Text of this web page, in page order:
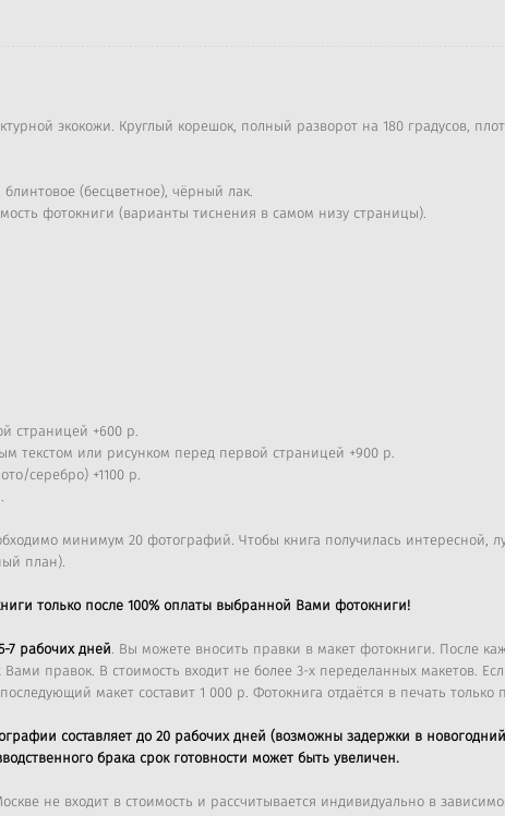
экокожи. Круглый корешок, полный разворот на 180 градусов,
(бесцветное), чёрный лак.
фотокниги (варианты тиснения в самом низу страницы).
страницей +600 р.
текстом или рисунком перед первой страницей +900 р.
серебро) +1100 р.
минимум 20 фотографий. Чтобы книга получилась интересной,
план).
только после 100% оплаты выбранной Вами фотокниги!
7 рабочих дней. Вы можете вносить правки в макет фотокниги. После
Вами правок. В стоимость входит не более 3-х переделанных макетов.
макет составит 1 000 р. Фотокнига отдаётся в печать только
составляет до 20 рабочих дней (возможны задержки в
брака срок готовности может быть увеличен.
не входит в стоимость и рассчитывается индивидуально в